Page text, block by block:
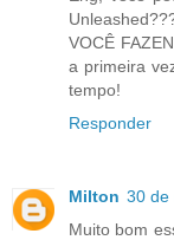
VOCÊ
a primeira
tempo!
Responder
Milton 30 de
Muito bom